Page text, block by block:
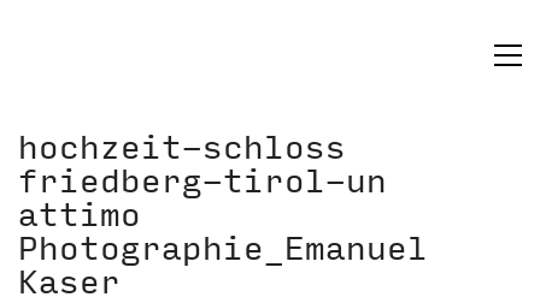
hochzeit-schloss
friedberg-tirol-un
attimo
Photographie_Emanuel
Kaser